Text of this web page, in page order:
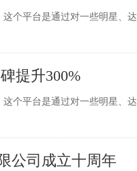
个平台是通过对一些明星、
提升300%
个平台是通过对一些明星、
公司成立十周年